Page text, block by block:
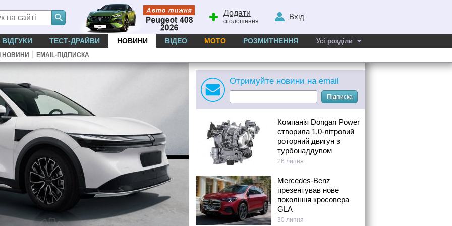
Додати
оголошення
Вхід
ВІДГУКИ ТЕСТ-ДРАЙВИ НОВИНИ ВІДЕО МОТО РОЗМИТНЕННЯ Усі розділи
НОВИНИ | EMAIL-ПІДПИСКА
Отримуйте новини на email
Підписка
Компанія Dongan Power
створила 1,0-літровий
роторний двигун з
турбонаддувом
26 липня
Mercedes-Benz
презентував нове
покоління кросовера
GLA
30 липня